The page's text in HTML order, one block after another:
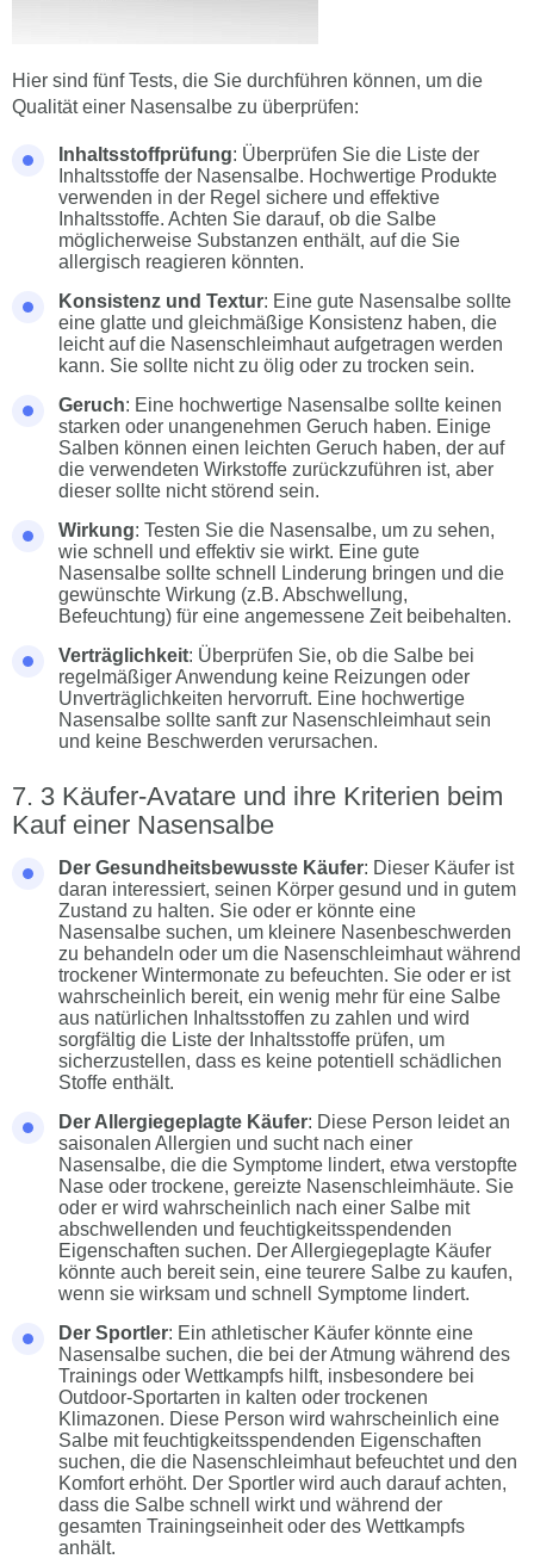
Hier sind fünf Tests, die Sie durchführen können, um die
Qualität einer Nasensalbe zu überprüfen:
Inhaltsstoffprüfung: Überprüfen Sie die Liste der
Inhaltsstoffe der Nasensalbe. Hochwertige Produkte
verwenden in der Regel sichere und effektive
Inhaltsstoffe. Achten Sie darauf, ob die Salbe
möglicherweise Substanzen enthält, auf die Sie
allergisch reagieren könnten.
Konsistenz und Textur: Eine gute Nasensalbe sollte
eine glatte und gleichmäßige Konsistenz haben, die
leicht auf die Nasenschleimhaut aufgetragen werden
kann. Sie sollte nicht zu ölig oder zu trocken sein.
Geruch: Eine hochwertige Nasensalbe sollte keinen
starken oder unangenehmen Geruch haben. Einige
Salben können einen leichten Geruch haben, der auf
die verwendeten Wirkstoffe zurückzuführen ist, aber
dieser sollte nicht störend sein.
Wirkung: Testen Sie die Nasensalbe, um zu sehen,
wie schnell und effektiv sie wirkt. Eine gute
Nasensalbe sollte schnell Linderung bringen und die
gewünschte Wirkung (z.B. Abschwellung,
Befeuchtung) für eine angemessene Zeit beibehalten.
Verträglichkeit: Überprüfen Sie, ob die Salbe bei
regelmäßiger Anwendung keine Reizungen oder
Unverträglichkeiten hervorruft. Eine hochwertige
Nasensalbe sollte sanft zur Nasenschleimhaut sein
und keine Beschwerden verursachen.
3 Käufer-Avatare und ihre Kriterien beim
Kauf einer Nasensalbe
Der Gesundheitsbewusste Käufer: Dieser Käufer ist
daran interessiert, seinen Körper gesund und in gutem
Zustand zu halten. Sie oder er könnte eine
Nasensalbe suchen, um kleinere Nasenbeschwerden
zu behandeln oder um die Nasenschleimhaut während
trockener Wintermonate zu befeuchten. Sie oder er ist
wahrscheinlich bereit, ein wenig mehr für eine Salbe
aus natürlichen Inhaltsstoffen zu zahlen und wird
sorgfältig die Liste der Inhaltsstoffe prüfen, um
sicherzustellen, dass es keine potentiell schädlichen
Stoffe enthält.
Der Allergiegeplagte Käufer: Diese Person leidet an
saisonalen Allergien und sucht nach einer
Nasensalbe, die die Symptome lindert, etwa verstopfte
Nase oder trockene, gereizte Nasenschleimhäute. Sie
oder er wird wahrscheinlich nach einer Salbe mit
abschwellenden und feuchtigkeitsspendenden
Eigenschaften suchen. Der Allergiegeplagte Käufer
könnte auch bereit sein, eine teurere Salbe zu kaufen,
wenn sie wirksam und schnell Symptome lindert.
Der Sportler: Ein athletischer Käufer könnte eine
Nasensalbe suchen, die bei der Atmung während des
Trainings oder Wettkampfs hilft, insbesondere bei
Outdoor-Sportarten in kalten oder trockenen
Klimazonen. Diese Person wird wahrscheinlich eine
Salbe mit feuchtigkeitsspendenden Eigenschaften
suchen, die die Nasenschleimhaut befeuchtet und den
Komfort erhöht. Der Sportler wird auch darauf achten,
dass die Salbe schnell wirkt und während der
gesamten Trainingseinheit oder des Wettkampfs
anhält.